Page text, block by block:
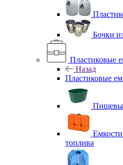
Бочки
Пластиковые
Назад
Пластиковые
топлива